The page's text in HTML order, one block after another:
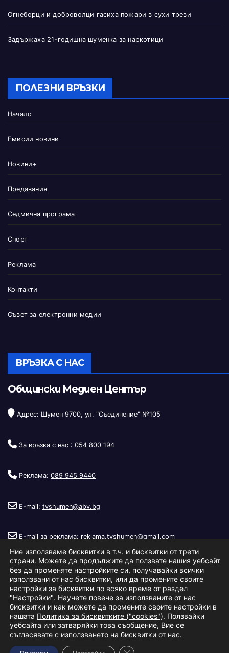
Огнеборци и доброволци гасиха пожари в сухи треви
Задържаха 21-годишна шуменка за наркотици
ПОЛЕЗНИ ВРЪЗКИ
Начало
Емисии новини
Новини+
Предавания
Седмична програма
Спорт
Реклама
Контакти
Съвет за електронни медии
ВРЪЗКА С НАС
Общински Медиен Център
Адрес: Шумен 9700, ул. "Съединение" №105
За връзка с нас : 054 800 194
Реклама: 089 945 9440
E-mail: tvshumen@abv.bg
E-mail за реклама: reklama.tvshumen@gmail.com
Copyright © 2026Телевизия Шумен.|Изработка: S.I.T Solutions
Ltd.
За насРекламаУсловия за ползване
Политика за бисквитки
Ние използваме бисквитки в т.ч. и бисквитки от трети
страни. Можете да продължите да ползвате нашия уебсайт
без да променяте настройките си, получавайки всички
използвани от нас бисквитки, или да промените своите
настройки за бисквитки по всяко време от раздел
"Настройки". Научете повече за използваните от нас
бисквитки и как можете да промените своите настройки в
нашата Политика за бисквитките ("cookies"). Ползвайки
уебсайта или затваряйки това съобщение, Вие се
съгласявате с използването на бисквитки от нас.